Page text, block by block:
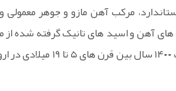
مرکب آهن مازو و جوهر
آهن و اسید های تانیک گرفته شده
جوهر استاندارد